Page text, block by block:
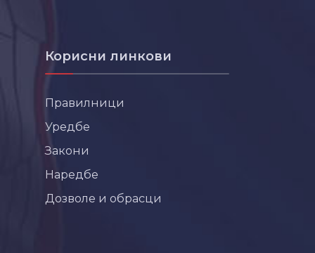
Корисни линкови
Правилници
Уредбе
Закони
Наредбе
Дозволе и обрасци